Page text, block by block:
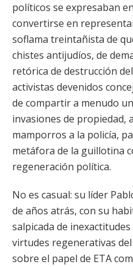
políticos se expresaban
convertirse en
soflama treintañista de
chistes antijudíos, de
retórica de destrucción
activistas devenidos
de compartir a menudo
invasiones de propiedad,
mamporros a la policía,
metáfora de la guillotina
regeneración política.
No es casual: su líder
de años atrás, con su
salpicada de
virtudes regenerativas
sobre el papel de ETA